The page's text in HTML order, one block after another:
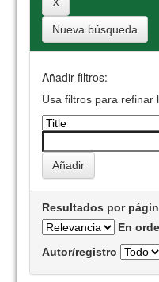
Nueva búsqueda
Añadir filtros:
Usa filtros para refinar
Resultados por
En
Autor/registro